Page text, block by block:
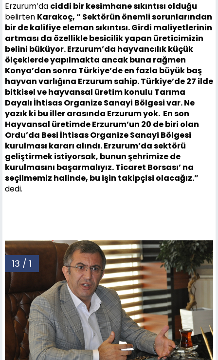
Erzurum’da ciddi bir kesimhane sıkıntısı olduğu
belirten Karakoç, “ Sektörün önemli sorunlarından
bir de kalifiye eleman sıkıntısı. Girdi maliyetlerinin
artması da özellikle besicilik yapan üreticimizin
belini büküyor. Erzurum’da hayvancılık küçük
ölçeklerde yapılmakta ancak buna rağmen
Konya’dan sonra Türkiye’de en fazla büyük baş
hayvan varlığına Erzurum sahip.Türkiye’de 27 ilde
bitkisel ve hayvansal üretim konulu Tarıma
Dayalı İhtisas Organize Sanayi Bölgesi var. Ne
yazık ki bu iller arasında Erzurum yok. En son
Hayvansal üretimde Erzurum’un 20 de biri olan
Ordu’da Besi İhtisas Organize Sanayi Bölgesi
kurulması kararı alındı. Erzurum’da sektörü
geliştirmek istiyorsak, bunun şehrimize de
kurulmasını başarmalıyız. Ticaret Borsası’ na
seçilmemiz halinde, bu işin takipçisi olacağız.”
dedi.
13 / 1